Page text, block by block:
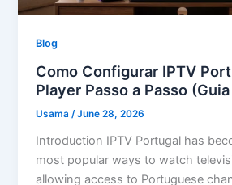
Blog
Como Configurar IPTV
Player Passo a Passo
Usama/June 28, 2026
Introduction IPTV Portugal has
most popular ways to watch
allowing access to Portuguese